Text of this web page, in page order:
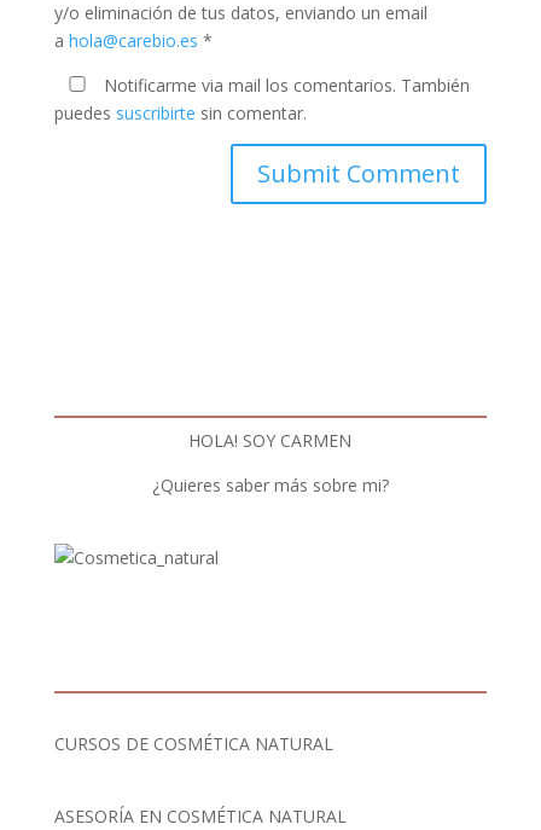
y/o eliminación de tus datos, enviando un email
a hola@carebio.es *
Notificarme via mail los comentarios. También
puedes suscribirte sin comentar.
HOLA! SOY CARMEN
¿Quieres saber más sobre mi?
CURSOS DE COSMÉTICA NATURAL
ASESORÍA EN COSMÉTICA NATURAL